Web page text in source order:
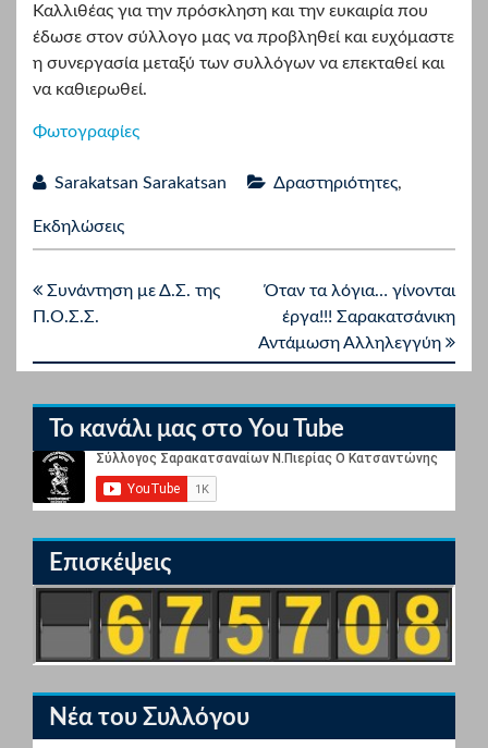
Καλλιθέας για την πρόσκληση και την ευκαιρία που
έδωσε στον σύλλογο μας να προβληθεί και ευχόμαστε
η συνεργασία μεταξύ των συλλόγων να επεκταθεί και
να καθιερωθεί.
Φωτογραφίες
Sarakatsan Sarakatsan Δραστηριότητες,
Εκδηλώσεις
Συνάντηση με Δ.Σ. της
Π.Ο.Σ.Σ.
Όταν τα λόγια… γίνονται
έργα!!! Σαρακατσάνικη
Αντάμωση Αλληλεγγύη
Το κανάλι μας στο You Tube
Επισκέψεις
Νέα του Συλλόγου